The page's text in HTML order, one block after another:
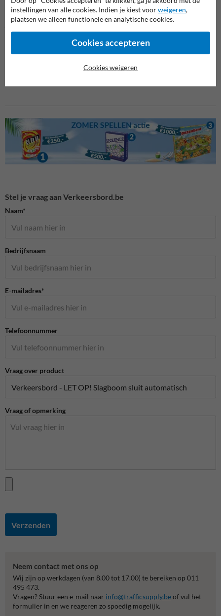
Kies voor het Verkeersbord Let op: Slagboom Sluit Automatisch
je een betrouwbare en duurzame oplossing zoekt om de veiligheid
rondom slagbomen te verhogen. Zo zorg je voor een goed
georganiseerde en veilige omgeving, waar bezoekers en medewerkers
zich op hun gemak voelen en risico's tot een minimum worden
Stel je vraag aan Verkeersbord.be
Naam*
Bedrijfsnaam
E-mailadres*
Telefoonnummer
Vraag over product
Vraag of opmerking
Verzenden
Neem contact met ons op
Wij zijn op werkdagen (van 8.00 tot 17.00) te bereiken op 011
495 473.
Vragen? Stuur een e-mail naar info@trafficsupply.beof vul het
formulier in en we reageren zo spoedig mogelijk.
instellingen van alle cookies. Indien je kiest voorweigeren,
plaatsen we alleen functionele en analytische cookies.
Cookies accepteren
Cookies weigeren